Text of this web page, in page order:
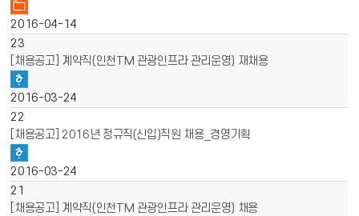
2016-04-14
23
[채용공고] 계약직(인천TM 관광인프라 관리운영) 재채용
2016-03-24
22
[채용공고] 2016년 정규직(신입)직원 채용_경영기획
2016-03-24
21
[채용공고] 계약직(인천TM 관광인프라 관리운영) 채용